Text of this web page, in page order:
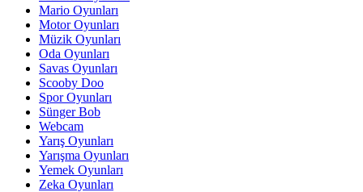
Mario Oyunları
Motor Oyunları
Müzik Oyunları
Oda Oyunları
Savas Oyunları
Scooby Doo
Spor Oyunları
Sünger Bob
Webcam
Yarış Oyunları
Yarışma Oyunları
Yemek Oyunları
Zeka Oyunları